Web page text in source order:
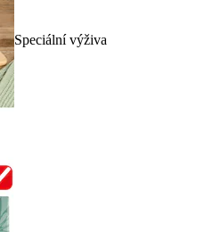
Speciální výživa